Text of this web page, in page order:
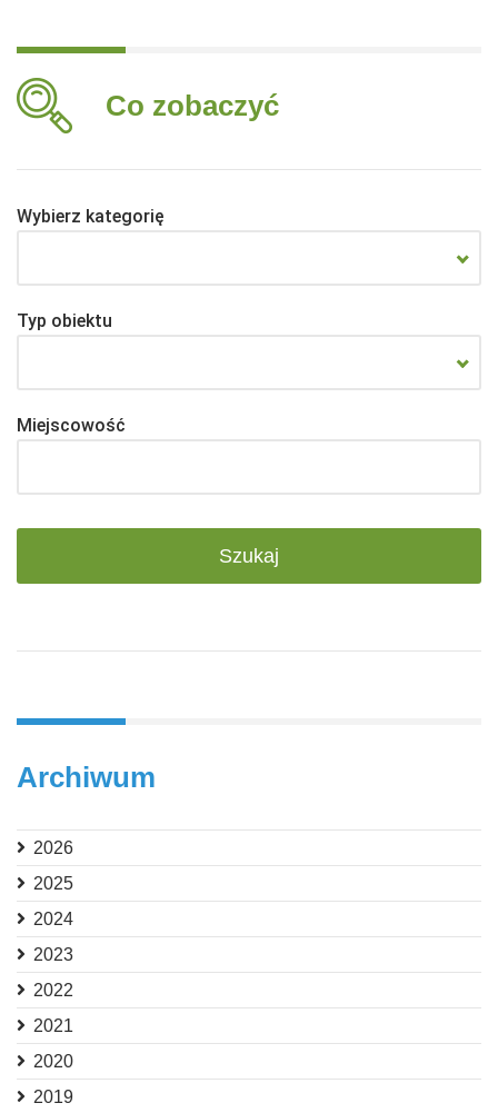
Co zobaczyć
Wybierz kategorię
Typ obiektu
Miejscowość
Archiwum
2026
2025
2024
2023
2022
2021
2020
2019